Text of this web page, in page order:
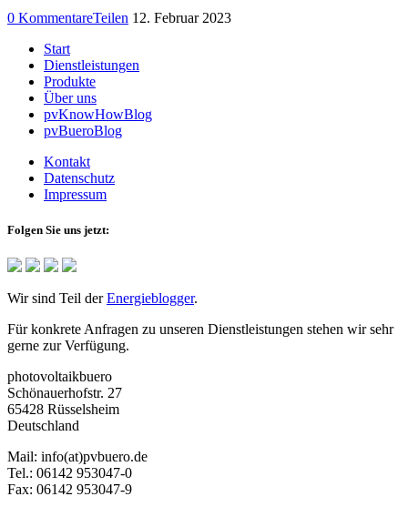
0 KommentareTeilen 12. Februar 2023
Start
Dienstleistungen
Produkte
Über uns
pvKnowHowBlog
pvBueroBlog
Kontakt
Datenschutz
Impressum
Folgen Sie uns jetzt:
Wir sind Teil derEnergieblogger.
Für konkrete Anfragen zu unseren Dienstleistungen stehen wir sehr
gerne zur Verfügung.
photovoltaikbuero
Schönauerhofstr. 27
65428 Rüsselsheim
Deutschland
Mail: info(at)pvbuero.de
Tel.: 06142 953047-0
Fax: 06142 953047-9